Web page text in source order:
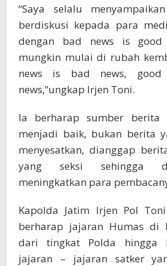
“Saya selalu
berdiskusi kepada para
dengan bad news is
mungkin mulai di rubah
news is bad news,
news,”ungkap Irjen Toni.
Ia berharap sumber berita
menjadi baik, bukan berita
menyesatkan, dianggap
yang seksi sehingga
meningkatkan para
Kapolda Jatim Irjen Pol
berharap jajaran Humas di
dari tingkat Polda hingga
jajaran – jajaran satker